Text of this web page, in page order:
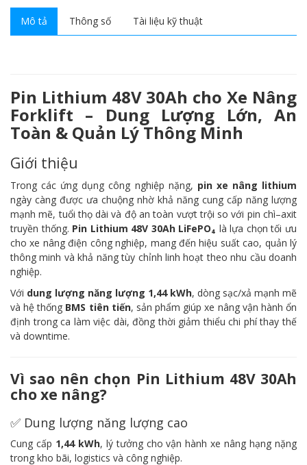
Mô tả Thông số Tài liệu kỹ thuật
Pin Lithium 48V 30Ah cho Xe Nâng
Forklift – Dung Lượng Lớn, An
Toàn & Quản Lý Thông Minh
Giới thiệu
Trong các ứng dụng công nghiệp nặng, pin xe nâng lithium
ngày càng được ưa chuộng nhờ khả năng cung cấp năng lượng
mạnh mẽ, tuổi thọ dài và độ an toàn vượt trội so với pin chì–axit
truyền thống. Pin Lithium 48V 30Ah LiFePO₄ là lựa chọn tối ưu
cho xe nâng điện công nghiệp, mang đến hiệu suất cao, quản lý
thông minh và khả năng tùy chỉnh linh hoạt theo nhu cầu doanh
nghiệp.
Với dung lượng năng lượng 1,44 kWh, dòng sạc/xả mạnh mẽ
và hệ thống BMS tiên tiến, sản phẩm giúp xe nâng vận hành ổn
định trong ca làm việc dài, đồng thời giảm thiểu chi phí thay thế
và downtime.
Vì sao nên chọn Pin Lithium 48V 30Ah
cho xe nâng?
✅ Dung lượng năng lượng cao
Cung cấp 1,44kWh, lý tưởng cho vận hành xe nâng hạng nặng
trong kho bãi, logistics và công nghiệp.